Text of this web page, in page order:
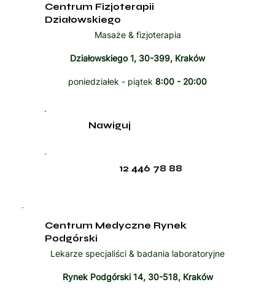
Centrum Fizjoterapii
Działowskiego
Masaże & fizjoterapia
Działowskiego 1, 30-399, Kraków
poniedziałek - piątek 8:00 - 20:00
12 446 78 88
Nawiguj
Centrum Medyczne Rynek
Podgórski
Lekarze specjaliści & badania laboratoryjne
Rynek Podgórski 14, 30-518, Kraków